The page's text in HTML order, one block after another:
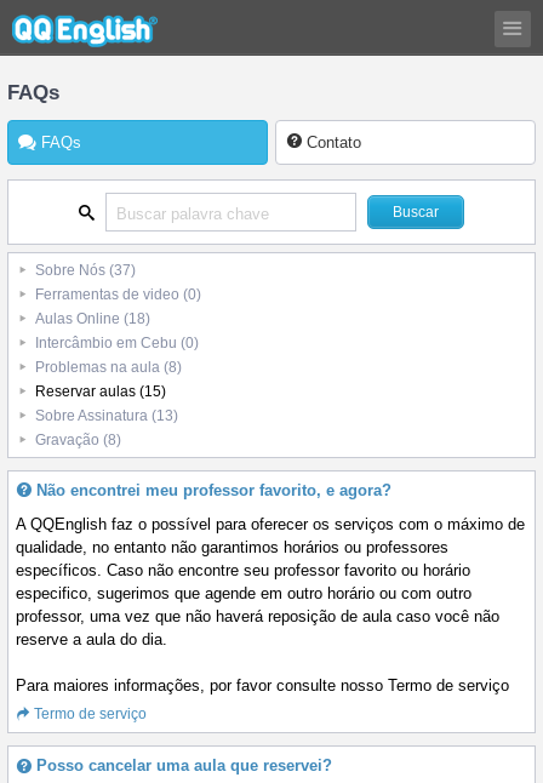
FAQs
FAQs Contato
Sobre Nós (37)
Ferramentas de video (0)
Aulas Online (18)
Intercâmbio em Cebu (0)
Problemas na aula (8)
Reservar aulas (15)
Sobre Assinatura (13)
Gravação (8)
Não encontrei meu professor favorito, e agora?
A QQEnglish faz o possível para oferecer os serviços com o máximo de
qualidade, no entanto não garantimos horários ou professores
específicos. Caso não encontre seu professor favorito ou horário
especifico, sugerimos que agende em outro horário ou com outro
professor, uma vez que não haverá reposição de aula caso você não
reserve a aula do dia.
Para maiores informações, por favor consulte nosso Termo de serviço
Termo de serviço
Posso cancelar uma aula que reservei?